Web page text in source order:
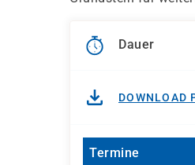
Dauer
DOWNLOAD
Termine